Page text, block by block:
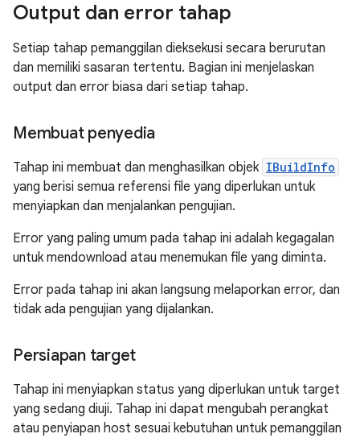
Output dan error tahap
Setiap tahap pemanggilan dieksekusi secara berurutan
dan memiliki sasaran tertentu. Bagian ini menjelaskan
output dan error biasa dari setiap tahap.
Membuat penyedia
Tahap ini membuat dan menghasilkan objek IBuildInfo
yang berisi semua referensi file yang diperlukan untuk
menyiapkan dan menjalankan pengujian.
Error yang paling umum pada tahap ini adalah kegagalan
untuk mendownload atau menemukan file yang diminta.
Error pada tahap ini akan langsung melaporkan error, dan
tidak ada pengujian yang dijalankan.
Persiapan target
Tahap ini menyiapkan status yang diperlukan untuk target
yang sedang diuji. Tahap ini dapat mengubah perangkat
atau penyiapan host sesuai kebutuhan untuk pemanggilan